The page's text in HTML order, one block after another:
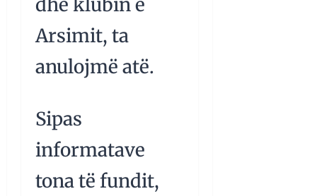
Arsimit, ta
anulojmë atë.
Sipas
informatave
tona të fundit,